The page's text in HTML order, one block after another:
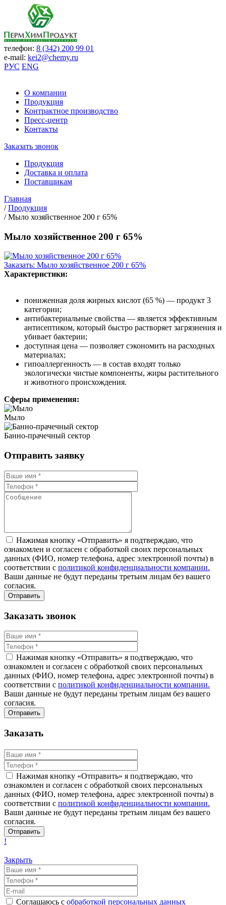
телефон: 8 (342) 200 99 01
e-mail: kei2@chemy.ru
РУС ENG
О компании
Продукция
Контрактное производство
Пресс-центр
Контакты
Заказать звонок
Продукция
Доставка и оплата
Поставщикам
Главная
/ Продукция
/ Мыло хозяйственное 200 г 65%
Мыло хозяйственное 200 г 65%
Заказать: Мыло хозяйственное 200 г 65%
Характеристики:
пониженная доля жирных кислот (65 %) — продукт 3
категории;
антибактериальные свойства — является эффективным
антисептиком, который быстро растворяет загрязнения и
убивает бактерии;
доступная цена — позволяет сэкономить на расходных
материалах;
гипоаллергенность — в состав входят только
экологически чистые компоненты, жиры растительного
и животного происхождения.
Сферы применения:
Мыло
Банно-прачечный сектор
Отправить заявку
Нажимая кнопку «Отправить» я подтверждаю, что
ознакомлен и согласен с обработкой своих персональных
данных (ФИО, номер телефона, адрес электронной почты) в
соответствии с политикой конфиденциальности компании.
Ваши данные не будут переданы третьим лицам без вашего
согласия.
Заказать звонок
Нажимая кнопку «Отправить» я подтверждаю, что
ознакомлен и согласен с обработкой своих персональных
данных (ФИО, номер телефона, адрес электронной почты) в
соответствии с политикой конфиденциальности компании.
Ваши данные не будут переданы третьим лицам без вашего
согласия.
Заказать
Нажимая кнопку «Отправить» я подтверждаю, что
ознакомлен и согласен с обработкой своих персональных
данных (ФИО, номер телефона, адрес электронной почты) в
соответствии с политикой конфиденциальности компании.
Ваши данные не будут переданы третьим лицам без вашего
согласия.
!
Закрыть
Соглашаюсь с обработкой персональных данных